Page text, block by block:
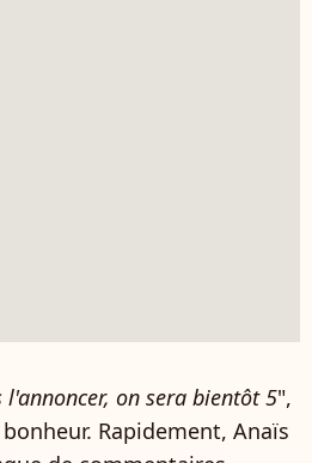
l'annoncer, on sera bientôt 5",
Rapidement, Anaïs